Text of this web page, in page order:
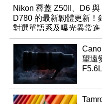
Nikon 釋蓋 Z50II、D6 與
D780 的最新韌體更新！
對選單語系及曝光異常進
行修復
望遠